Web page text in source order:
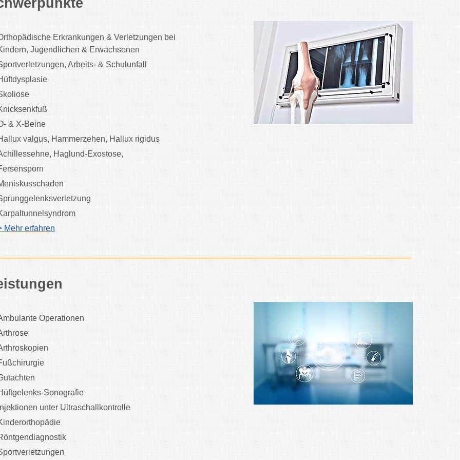
Erkrankungen & Verletzungen bei
Jugendlichen & Erwachsenen
Arbeits- & Schulunfall
& X-Beine
valgus, Hammerzehen, Hallux rigidus
Haglund-Exostose,
Mehr erfahren
Operationen
Sonografie
unter Ultraschallkontrolle